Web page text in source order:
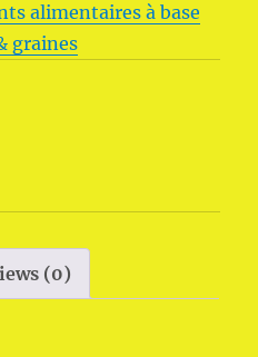
alimentaires à base
graines
(0)